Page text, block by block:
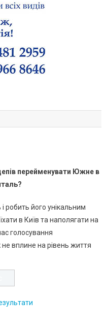
перейменувати Южне в
робить його унікальним
в Київ та наполягати на
голосування
не вплине на рівень життя